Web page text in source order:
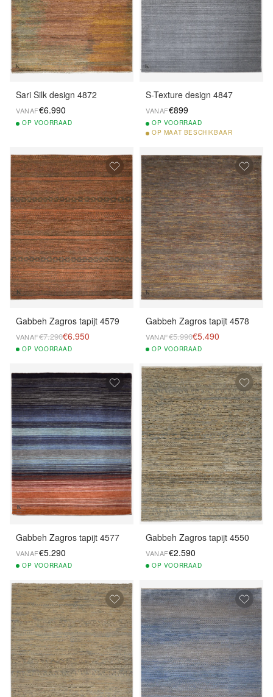
Sari Silk design 4872
VANAF€6.990
OP VOORRAAD
S-Texture design 4847
VANAF€899
OP VOORRAAD
OP MAAT BESCHIKBAAR
Gabbeh Zagros tapijt 4579
VANAF€7.290€6.950
OP VOORRAAD
Gabbeh Zagros tapijt 4578
VANAF€5.990€5.490
OP VOORRAAD
Gabbeh Zagros tapijt 4577
VANAF€5.290
OP VOORRAAD
Gabbeh Zagros tapijt 4550
VANAF€2.590
OP VOORRAAD